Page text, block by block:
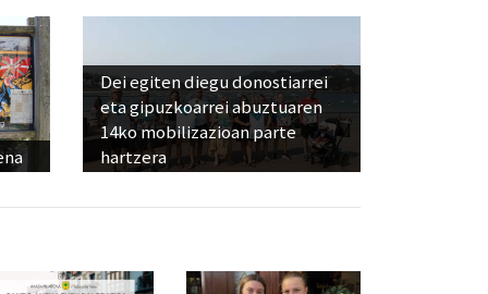
Dei egiten diegu donostiarrei
eta gipuzkoarrei abuztuaren
14ko mobilizazioan parte
hartzera